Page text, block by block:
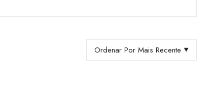
Ordenar Por Mais Recente